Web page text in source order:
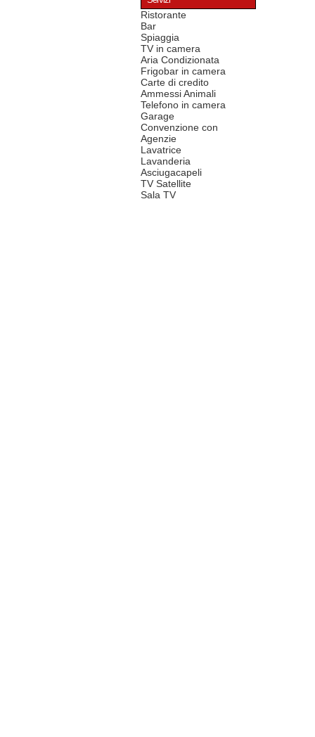
Ristorante
Bar
Spiaggia
TV in camera
Aria Condizionata
Frigobar in camera
Carte di credito
Ammessi Animali
Telefono in camera
Garage
Convenzione con
Agenzie
Lavatrice
Lavanderia
Asciugacapeli
TV Satellite
Sala TV